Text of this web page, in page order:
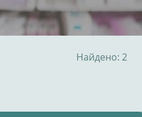
Найдено: 2